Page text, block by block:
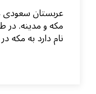
عربستان
مکه و مدینه. در
نام دارد به